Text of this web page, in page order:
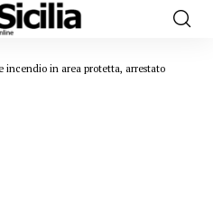
incendio in area protetta, arrestato